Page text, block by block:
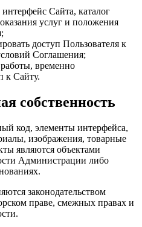
Сайта, каталог
услуг и положения
доступ Пользователя к
Соглашения;
временно
к Сайту.
собственность
код, элементы интерфейса,
изображения, товарные
являются объектами
Администрации либо
законодательством
праве, смежных правах и